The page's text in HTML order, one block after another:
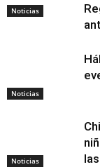
Noticias
Noticias
Noticias